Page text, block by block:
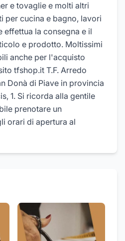
e tovaglie e molti altri
per cucina e bagno, lavori
effettua la consegna e il
e prodotto. Moltissimi
anche per l'acquisto
tfshop.it T.F. Arredo
Donà di Piave in provincia
1. Si ricorda alla gentile
prenotare un
orari di apertura al